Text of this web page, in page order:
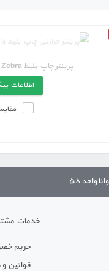
پرینتر چاپ بلیط Zebra مدل TTP 2130
اطلاعات
واحد ۵۸
خدمات
حریم
قوانین و